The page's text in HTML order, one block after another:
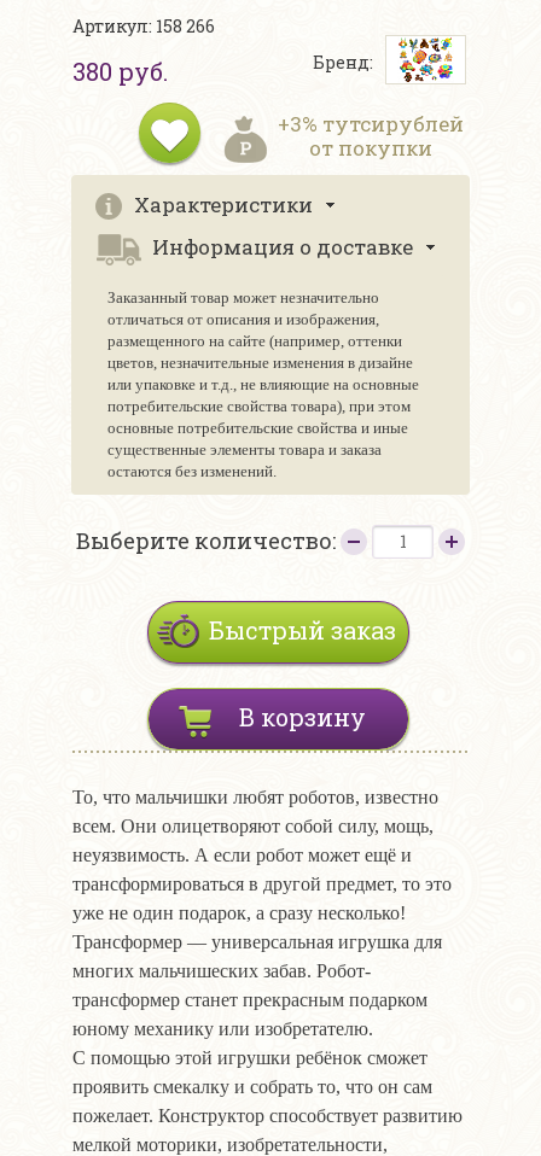
Артикул: 158 266
380 руб. Бренд:
+3% тутсирублей
от покупки
Характеристики
Информация о доставке
Заказанный товар может незначительно
отличаться от описания и изображения,
размещенного на сайте (например, оттенки
цветов, незначительные изменения в дизайне
или упаковке и т.д., не влияющие на основные
потребительские свойства товара), при этом
основные потребительские свойства и иные
существенные элементы товара и заказа
остаются без изменений.
Выберите количество:
Быстрый заказ
В корзину
То, что мальчишки любят роботов, известно
всем. Они олицетворяют собой силу, мощь,
неуязвимость. А если робот может ещё и
трансформироваться в другой предмет, то это
уже не один подарок, а сразу несколько!
Трансформер — универсальная игрушка для
многих мальчишеских забав. Робот-
трансформер станет прекрасным подарком
юному механику или изобретателю.
С помощью этой игрушки ребёнок сможет
проявить смекалку и собрать то, что он сам
пожелает. Конструктор способствует развитию
мелкой моторики, изобретательности,